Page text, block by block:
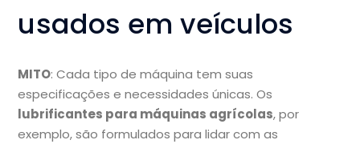
usados em veículos
MITO: Cada tipo de máquina tem suas
especificações e necessidades únicas. Os
lubrificantes para máquinas agrícolas, por
exemplo, são formulados para lidar com as